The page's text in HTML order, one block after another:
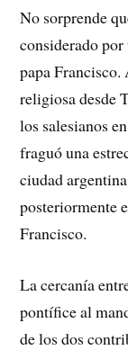
No sorprende
considerado
papa
religiosa desde
los salesianos
fraguó una
ciudad
posteriormente
Francisco.
La cercanía
pontífice al
de los dos